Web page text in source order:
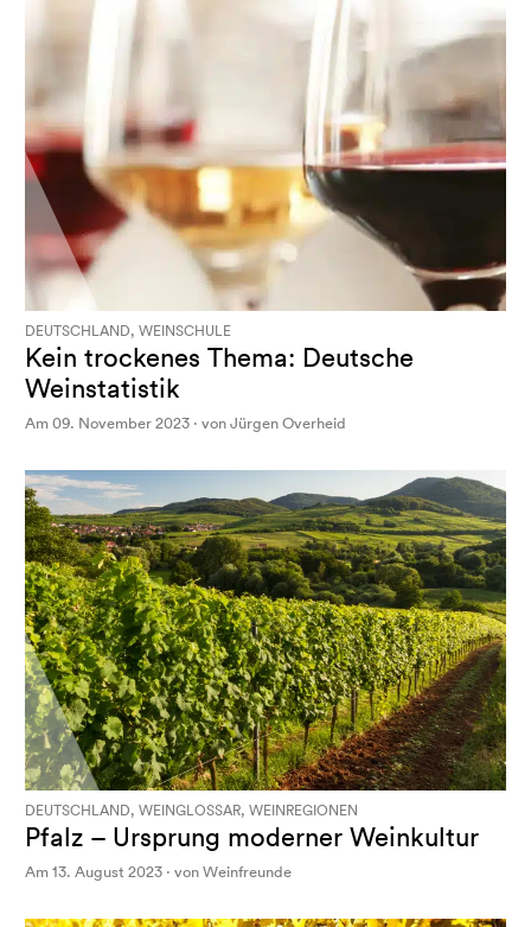
DEUTSCHLAND, WEINSCHULE
Kein trockenes Thema: Deutsche
Weinstatistik
Am 09. November 2023 · von Jürgen Overheid
DEUTSCHLAND, WEINGLOSSAR, WEINREGIONEN
Pfalz – Ursprung moderner Weinkultur
Am 13. August 2023 · von Weinfreunde